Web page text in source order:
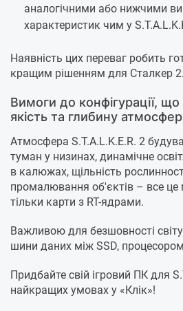
аналогічними або нижчими
характеристик чим у
Наявність цих переваг робить
кращим рішенням для Сталкер 2.
Вимоги до конфігурації,
якість та глибину
Атмосфера S.T.A.L.K.E.R. 2
туман у низинах, динамічне
в калюжах, щільність
промалювання об'єктів – все це
тільки карти з RT-ядрами.
Важливою для безшовності
шини даних між SSD,
Придбайте свій ігровий ПК для
найкращих умовах у «Клік»!